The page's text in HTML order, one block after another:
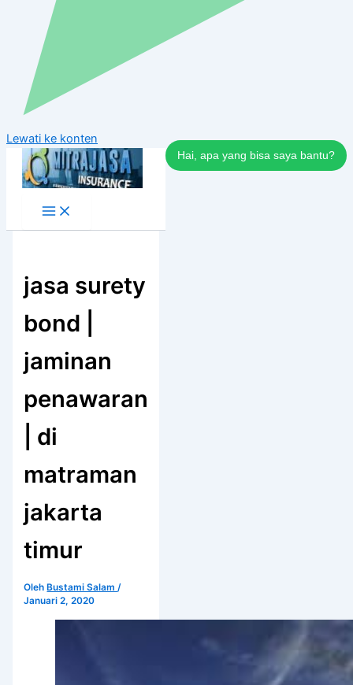
Hai, apa yang bisa saya bantu?
Lewati ke konten
jasa surety
bond |
jaminan
penawaran
| di
matraman
jakarta
timur
Oleh Bustami Salam/
Januari 2, 2020